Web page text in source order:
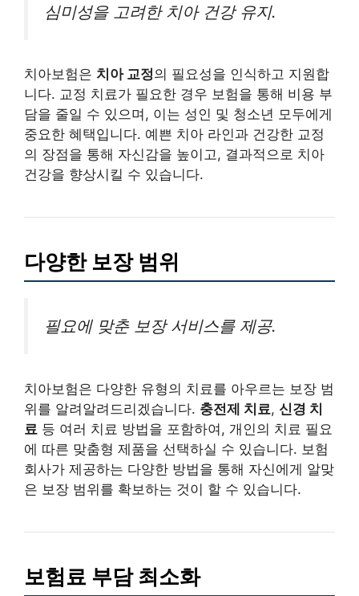
심미성을 고려한 치아 건강 유지.
치아보험은 치아 교정의 필요성을 인식하고 지원합
니다. 교정 치료가 필요한 경우 보험을 통해 비용 부
담을 줄일 수 있으며, 이는 성인 및 청소년 모두에게
중요한 혜택입니다. 예쁜 치아 라인과 건강한 교정
의 장점을 통해 자신감을 높이고, 결과적으로 치아
건강을 향상시킬 수 있습니다.
다양한 보장 범위
필요에 맞춘 보장 서비스를 제공.
치아보험은 다양한 유형의 치료를 아우르는 보장 범
위를 알려알려드리겠습니다. 충전제 치료, 신경 치
료 등 여러 치료 방법을 포함하여, 개인의 치료 필요
에 따른 맞춤형 제품을 선택하실 수 있습니다. 보험
회사가 제공하는 다양한 방법을 통해 자신에게 알맞
은 보장 범위를 확보하는 것이 할 수 있습니다.
보험료 부담 최소화